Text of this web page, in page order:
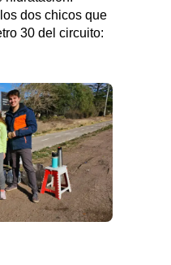
dos chicos que
30 del circuito: